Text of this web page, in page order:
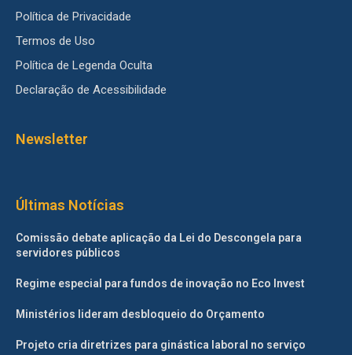
Política de Privacidade
Termos de Uso
Política de Legenda Oculta
Declaração de Acessibilidade
Newsletter
Últimas Notícias
Comissão debate aplicação da Lei do Descongela para
servidores públicos
Regime especial para fundos de inovação no Eco Invest
Ministérios lideram desbloqueio do Orçamento
Projeto cria diretrizes para ginástica laboral no serviço